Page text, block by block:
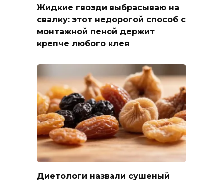
Жидкие гвозди выбрасываю на
свалку: этот недорогой способ с
монтажной пеной держит
крепче любого клея
Диетологи назвали сушеный